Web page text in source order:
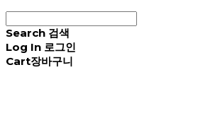
Search 검색
Log In 로그인
Cart장바구니